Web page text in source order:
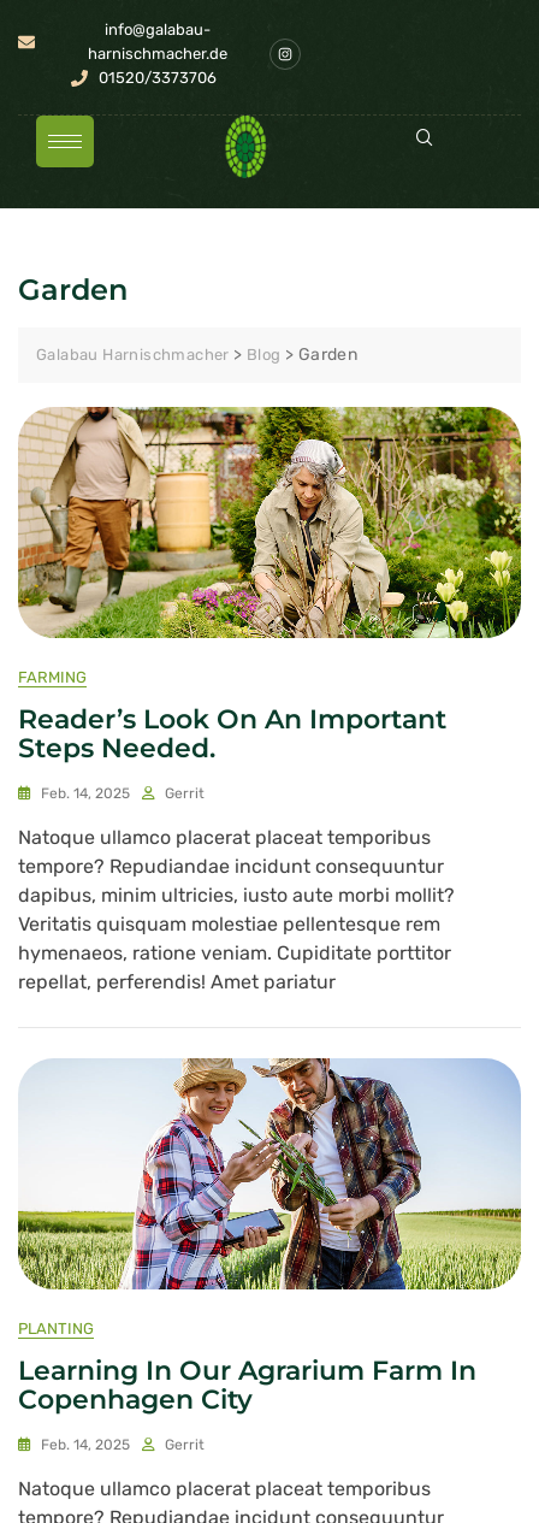
info@galabau-
harnischmacher.de
01520/3373706
Garden
Galabau Harnischmacher > Blog > Garden
FARMING
Reader’s Look On An Important
Steps Needed.
Feb. 14, 2025 Gerrit
Natoque ullamco placerat placeat temporibus
tempore? Repudiandae incidunt consequuntur
dapibus, minim ultricies, iusto aute morbi mollit?
Veritatis quisquam molestiae pellentesque rem
hymenaeos, ratione veniam. Cupiditate porttitor
repellat, perferendis! Amet pariatur
PLANTING
Learning In Our Agrarium Farm In
Copenhagen City
Feb. 14, 2025 Gerrit
Natoque ullamco placerat placeat temporibus
tempore? Repudiandae incidunt consequuntur